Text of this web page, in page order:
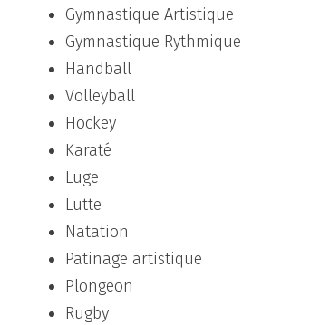
Gymnastique Artistique
Gymnastique Rythmique
Handball
Volleyball
Hockey
Karaté
Luge
Lutte
Natation
Patinage artistique
Plongeon
Rugby